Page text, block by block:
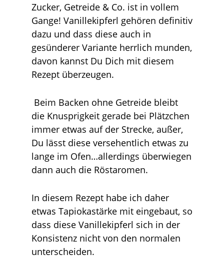
Zucker, Getreide & Co. ist in vollem
Gange! Vanillekipferl gehören definitiv
dazu und dass diese auch in
gesünderer Variante herrlich munden,
davon kannst Du Dich mit diesem
Rezept überzeugen.
Beim Backen ohne Getreide bleibt
die Knusprigkeit gerade bei Plätzchen
immer etwas auf der Strecke, außer,
Du lässt diese versehentlich etwas zu
lange im Ofen…allerdings überwiegen
dann auch die Röstaromen.
In diesem Rezept habe ich daher
etwas Tapiokastärke mit eingebaut, so
dass diese Vanillekipferl sich in der
Konsistenz nicht von den normalen
unterscheiden.